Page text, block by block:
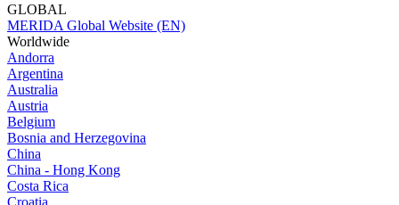
GLOBAL
MERIDA Global Website (EN)
Worldwide
Andorra
Argentina
Australia
Austria
Belgium
Bosnia and Herzegovina
China
China - Hong Kong
Costa Rica
Croatia